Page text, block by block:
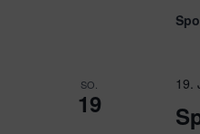
SO.
19
19.